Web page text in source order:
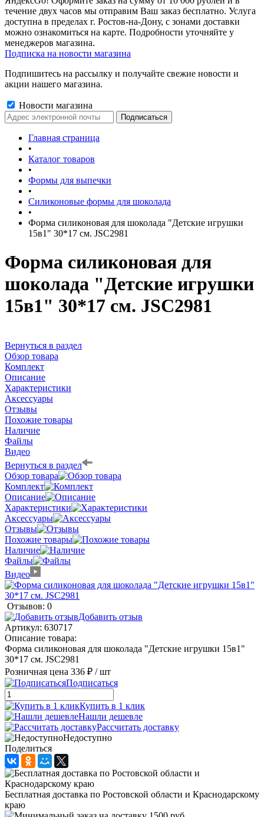
течение двух часов мы отправим Ваш заказ бесплатно. Услуга
доступна в пределах г. Ростов-на-Дону, с зонами доставки
можно ознакомиться на карте. Подробности уточняйте у
менеджеров магазина.
Подписка на новости магазина
Подпишитесь на рассылку и получайте свежие новости и
акции нашего магазина.
Новости магазина
Главная страница
•
Каталог товаров
•
Формы для выпечки
•
Силиконовые формы для шоколада
•
Форма силиконовая для шоколада "Детские игрушки
15в1" 30*17 см. JSC2981
Форма силиконовая для
шоколада "Детские игрушки
15в1" 30*17 см. JSC2981
Вернуться в раздел
Обзор товара
Комплект
Описание
Характеристики
Аксессуары
Отзывы
Похожие товары
Наличие
Файлы
Видео
Вернуться в раздел
Обзор товара
Комплект
Описание
Характеристики
Аксессуары
Отзывы
Похожие товары
Наличие
Файлы
Видео
Отзывов: 0
Добавить отзыв
Артикул: 630717
Описание товара:
Форма силиконовая для шоколада "Детские игрушки 15в1"
30*17 см. JSC2981
Розничная цена 336 ₽ / шт
Подписаться
Купить в 1 клик
Нашли дешевле
Рассчитать доставку
Недоступно
Поделиться
Бесплатная доставка по Ростовской области и Краснодарскому
краю